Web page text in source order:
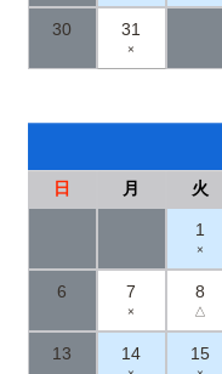
30 31
×
日 月 火
1
×
6 7
×
8
△
13 14 15